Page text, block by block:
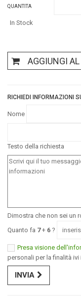
QUANTITA
In Stock
AGGIUNGI
RICHIEDI INFORMAZIONI
Nome
Testo della richiesta
Dimostra che non sei un
Quanto fa 7+ 6 ?
Presa visione
personali per la finalità ivi
INVIA